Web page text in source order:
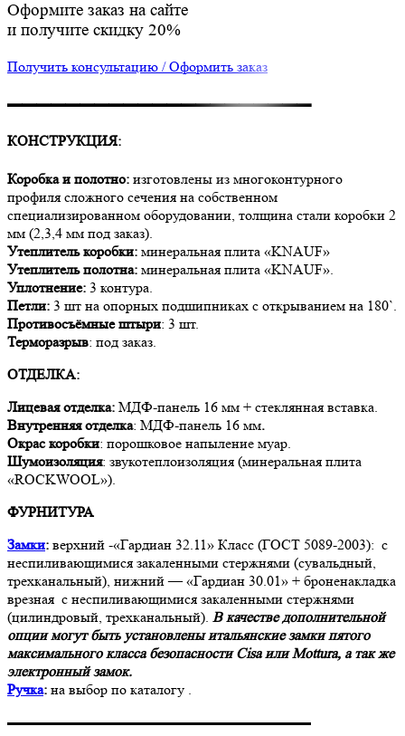
▬▬▬▬▬▬▬▬▬▬▬▬▬▬▬▬▬▬▬▬▬
КОНСТРУКЦИЯ:
Коробка и полотно: изготовлены из многоконтурного
профиля сложного сечения на собственном
специализированном оборудовании, толщина стали коробки 2
мм (2,3,4 мм под заказ).
Утеплитель коробки: минеральная плита «KNAUF»
Утеплитель полотна: минеральная плита «KNAUF».
Уплотнение: 3 контура.
Петли: 3 шт на опорных подшипниках с открыванием на 180`.
Противосъёмные штыри: 3 шт.
Терморазрыв: под заказ.
ОТДЕЛКА:
Лицевая отделка: МДФ-панель 16 мм + стеклянная вставка.
Внутренняя отделка: МДФ-панель 16 мм.
Окрас коробки: порошковое напыление муар.
Шумоизоляция: звукотеплоизоляция (минеральная плита
«ROCKWOOL»).
ФУРНИТУРА
Замки: верхний -«Гардиан 32.11» Класс (ГОСТ 5089-2003): с
неспиливающимися закаленными стержнями (сувальдный,
трехканальный), нижний — «Гардиан 30.01» + броненакладка
врезная с неспиливающимися закаленными стержнями
(цилиндровый, трехканальный). В качестве дополнительной
опции могут быть установлены итальянские замки пятого
максимального класса безопасности Cisa или Mottura, а так же
электронный замок.
Ручка: на выбор по каталогу .
▬▬▬▬▬▬▬▬▬▬▬▬▬▬▬▬▬▬▬▬▬
Оформите заказ на сайте
и получите скидку 20%
Получить консультацию / Оформить заказ